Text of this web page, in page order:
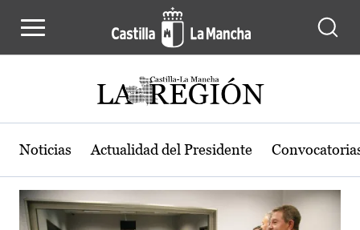
Actualidad de la región de Castilla-
Noticias Actualidad del Presidente